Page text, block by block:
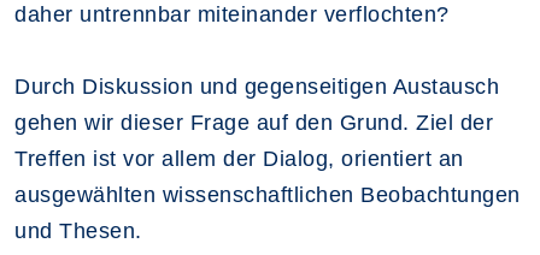
daher untrennbar miteinander verflochten?
Durch Diskussion und gegenseitigen Austausch
gehen wir dieser Frage auf den Grund. Ziel der
Treffen ist vor allem der Dialog, orientiert an
ausgewählten wissenschaftlichen Beobachtungen
und Thesen.